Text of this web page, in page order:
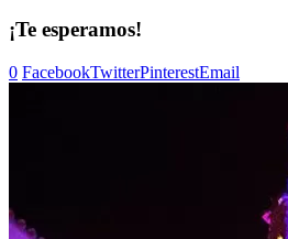
¡Te esperamos!
0 FacebookTwitterPinterestEmail